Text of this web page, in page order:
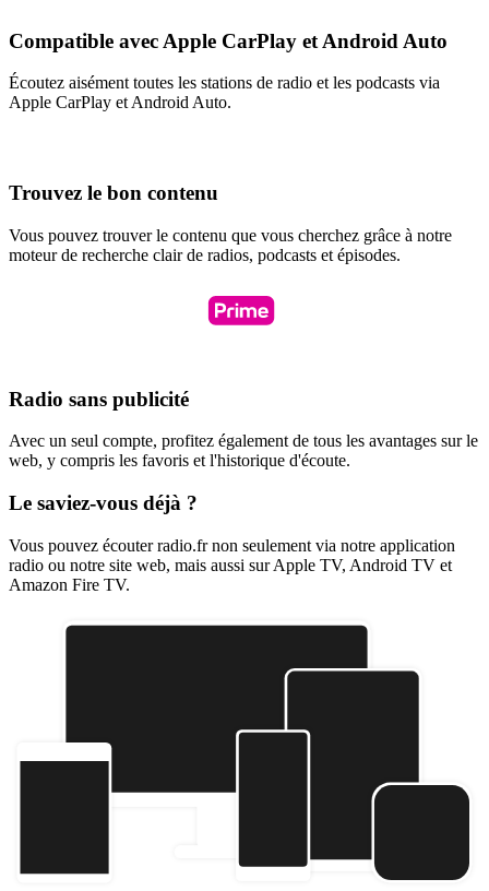
Compatible avec Apple CarPlay et Android Auto
Écoutez aisément toutes les stations de radio et les podcasts via
Apple CarPlay et Android Auto.
Trouvez le bon contenu
Vous pouvez trouver le contenu que vous cherchez grâce à notre
moteur de recherche clair de radios, podcasts et épisodes.
Radio sans publicité
Avec un seul compte, profitez également de tous les avantages sur le
web, y compris les favoris et l'historique d'écoute.
Le saviez-vous déjà ?
Vous pouvez écouter radio.fr non seulement via notre application
radio ou notre site web, mais aussi sur Apple TV, Android TV et
Amazon Fire TV.